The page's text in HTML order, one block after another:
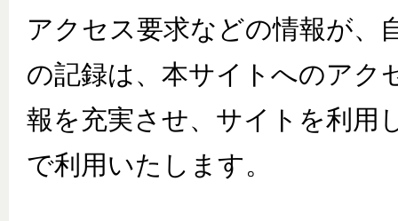
アクセス要求などの情報が、
の記録は、本サイトへのアク
報を充実させ、サイトを利用
で利用いたします。